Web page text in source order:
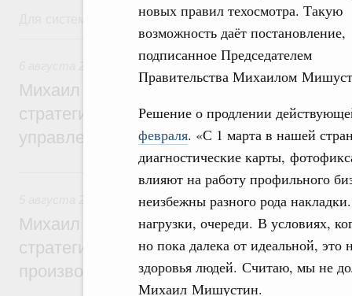
новых правил техосмотра. Такую
возможность даёт постановление,
подписанное Председателем
Правительства Михаилом
Решение о продлении
февраля. «С 1 марта в нашей
диагностические карты,
влияют на работу профильного
неизбежны разного рода
нагрузки, очереди. В условиях,
но пока далека от идеальной,
здоровья людей. Считаю, мы не
Михаил Мишустин.
Для системного поиска перейдите в раздел "Поиск по
6 августа, четверг
Технологическое развитие. Инновации
Михаил Мишустин дал поручения по
стратегической сессии о
управления научно-технологическим
5 августа, среда
Вопросы производительности труда и
Михаил Мишустин дал поручения по
стратегической сессии, посвящённой
производительности труда